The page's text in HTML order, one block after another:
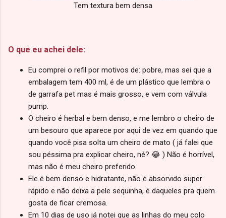
Tem textura bem densa
O que eu achei dele:
Eu comprei o refil por motivos de: pobre, mas sei que a
embalagem tem 400 ml, é de um plástico que lembra o
de garrafa pet mas é mais grosso, e vem com válvula
pump.
O cheiro é herbal e bem denso, e me lembro o cheiro de
um besouro que aparece por aqui de vez em quando que
quando você pisa solta um cheiro de mato ( já falei que
sou péssima pra explicar cheiro, né? 😂 ) Não é horrível,
mas não é meu cheiro preferido
Ele é bem denso e hidratante, não é absorvido super
rápido e não deixa a pele sequinha, é daqueles pra quem
gosta de ficar cremosa.
Em 10 dias de uso já notei que as linhas do meu colo